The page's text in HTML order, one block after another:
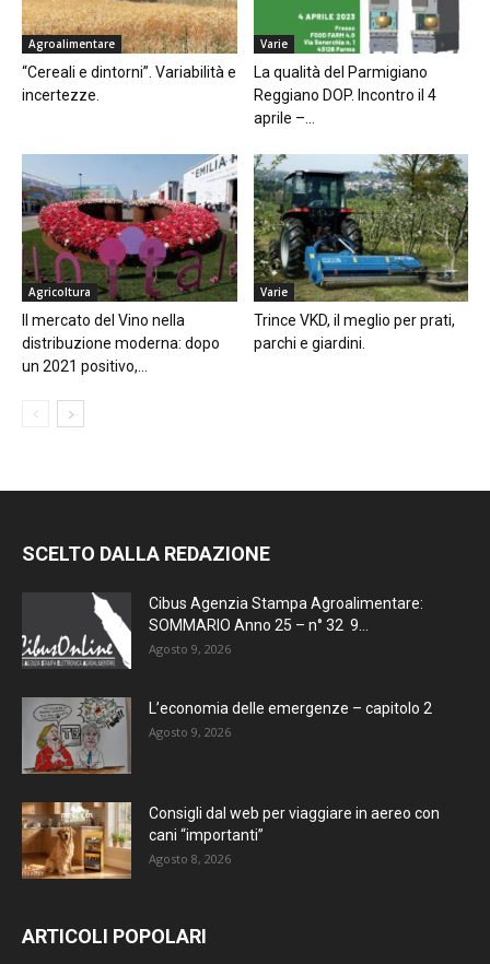
Agroalimentare
“Cereali e dintorni”. Variabilità e
incertezze.
Varie
La qualità del Parmigiano
Reggiano DOP. Incontro il 4
aprile –...
Agricoltura
Il mercato del Vino nella
distribuzione moderna: dopo
un 2021 positivo,...
Varie
Trince VKD, il meglio per prati,
parchi e giardini.
SCELTO DALLA REDAZIONE
Cibus Agenzia Stampa Agroalimentare:
SOMMARIO Anno 25 – n° 32 9...
Agosto 9, 2026
L’economia delle emergenze – capitolo 2
Agosto 9, 2026
Consigli dal web per viaggiare in aereo con
cani “importanti”
Agosto 8, 2026
ARTICOLI POPOLARI